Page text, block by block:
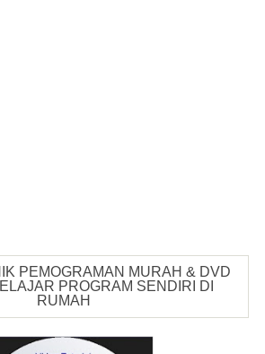
PEMOGRAMAN MURAH & DVD
PROGRAM SENDIRI DI
RUMAH